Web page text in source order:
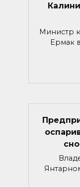
Министр
Ермак